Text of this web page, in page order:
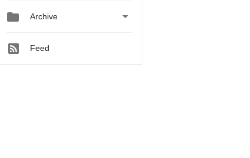
 Archive 
Feed